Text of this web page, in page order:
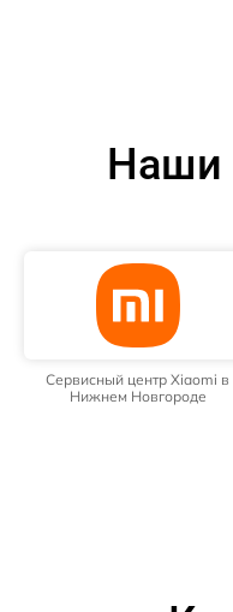
Наши
Сервисный центр Xiaomi в
Нижнем Новгороде